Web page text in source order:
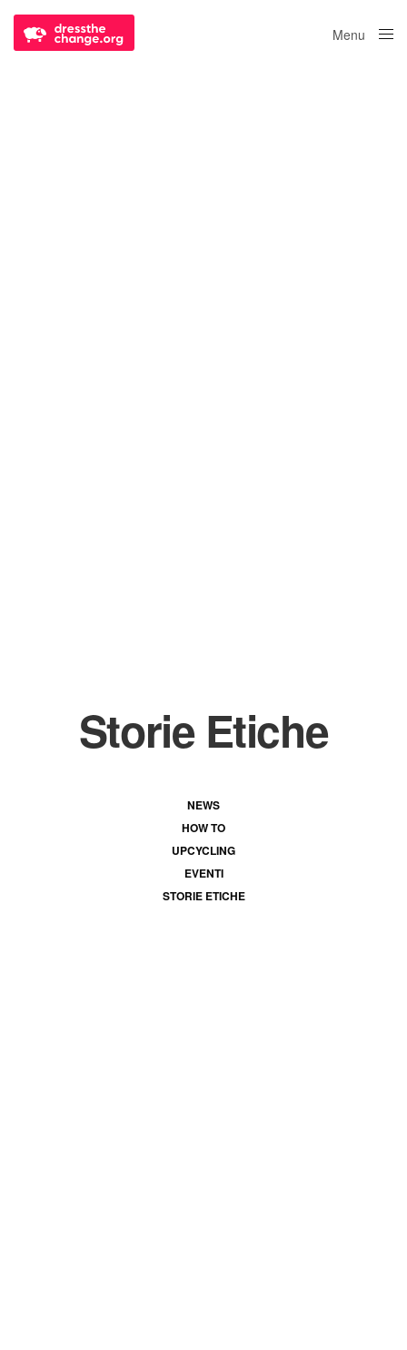
Menu
Storie Etiche
NEWS
HOW TO
UPCYCLING
EVENTI
STORIE ETICHE